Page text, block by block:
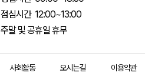
점심시간 12:00~13:00
주말 및 공휴일 휴무
사회활동 오시는길 이용약관